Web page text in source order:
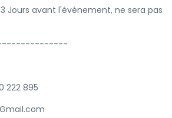
Jours avant l'événement, ne sera pas
222 895